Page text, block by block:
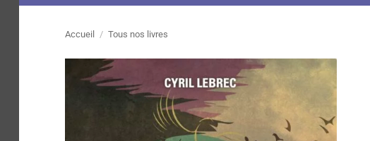
Accueil / Tous nos livres